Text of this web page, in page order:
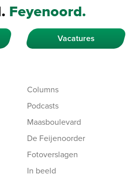
Feyenoord.
Vacatures
Columns
Podcasts
Maasboulevard
De Feijenoorder
Fotoverslagen
In beeld